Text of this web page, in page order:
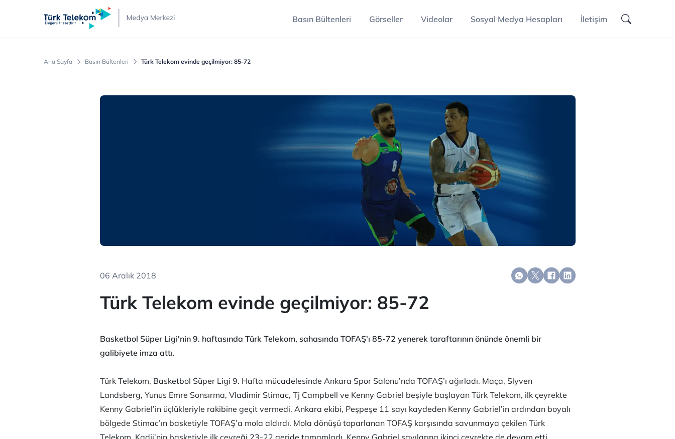
Basın Bültenleri Görseller Videolar Sosyal Medya Hesapları İletişim
Ana Sayfa Basın Bültenleri Türk Telekom evinde geçilmiyor: 85-72
06 Aralık 2018
Türk Telekom evinde geçilmiyor: 85-72
Basketbol Süper Ligi'nin 9. haftasında Türk Telekom, sahasında TOFAŞ'ı 85-72 yenerek taraftarının önünde önemli bir
galibiyete imza attı.
Türk Telekom, Basketbol Süper Ligi 9. Hafta mücadelesinde Ankara Spor Salonu’nda TOFAŞ’ı ağırladı. Maça, Slyven
Landsberg, Yunus Emre Sonsırma, Vladimir Stimac, Tj Campbell ve Kenny Gabriel beşiyle başlayan Türk Telekom, ilk çeyrekte
Kenny Gabriel’in üçlükleriyle rakibine geçit vermedi. Ankara ekibi, Peşpeşe 11 sayı kaydeden Kenny Gabriel’in ardından boyalı
bölgede Stimac’ın basketiyle TOFAŞ’a mola aldırdı. Mola dönüşü toparlanan TOFAŞ karşısında savunmaya çekilen Türk
Telekom, Kadji’nin basketiyle ilk çeyreği 23-22 geride tamamladı. Kenny Gabriel sayılarına ikinci çeyrekte de devam etti.